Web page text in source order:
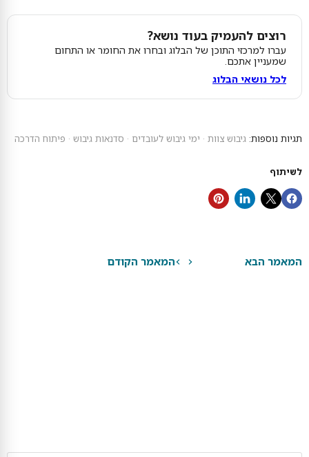
רוצים להעמיק בעוד נושא?
עברו למרכזי התוכן של הבלוג ובחרו את החומר או התחום
שמעניין אתכם.
לכל נושאי הבלוג
תגיות נוספות: גיבוש צוות · ימי גיבוש לעובדים · סדנאות גיבוש · פיתוח הדרכה
לשיתוף
המאמר הקודם המאמר הבא